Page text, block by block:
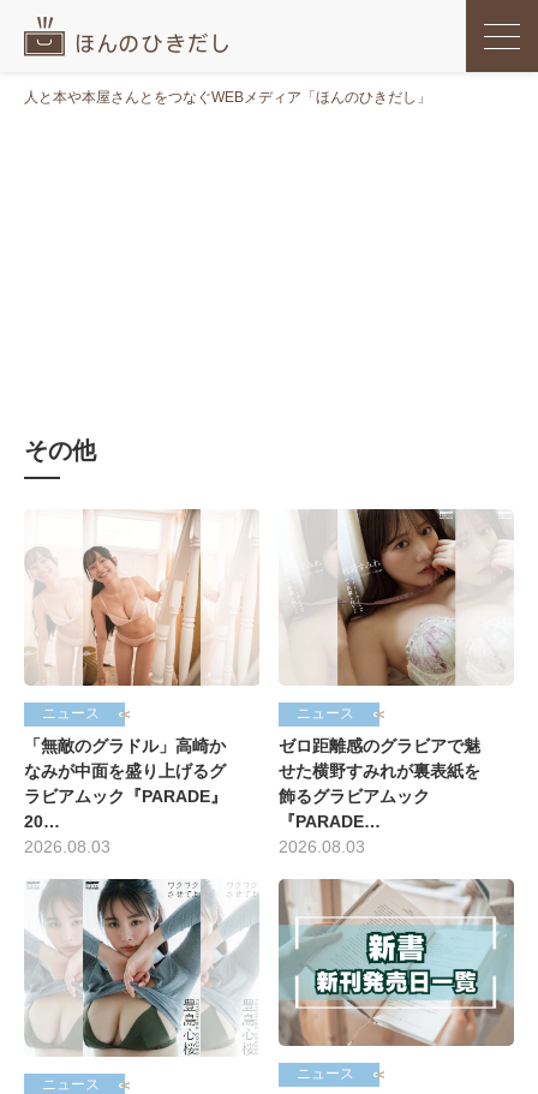
人と本や本屋さんとをつなぐWEBメディア「ほんのひきだし」
その他
ニュース
「無敵のグラドル」高崎か
なみが中面を盛り上げるグ
ラビアムック『PARADE』
20…
2026.08.03
ニュース
ゼロ距離感のグラビアで魅
せた横野すみれが裏表紙を
飾るグラビアムック
『PARADE…
2026.08.03
ニュース
ニュース